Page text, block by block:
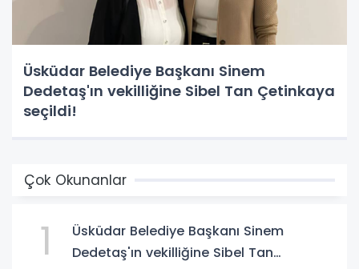
Üsküdar Belediye Başkanı Sinem
Dedetaş'ın vekilliğine Sibel Tan Çetinkaya
seçildi!
Çok Okunanlar
1
Üsküdar Belediye Başkanı Sinem
Dedetaş'ın vekilliğine Sibel Tan